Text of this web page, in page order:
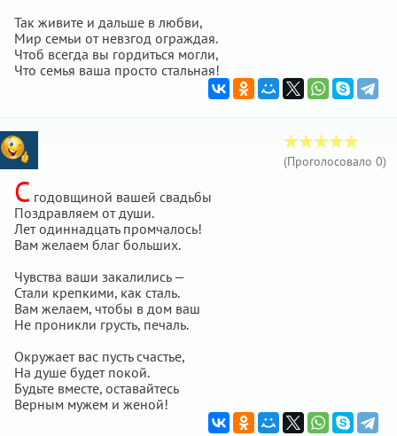
Так живите и дальше в любви,
Мир семьи от невзгод ограждая.
Чтоб всегда вы гордиться могли,
Что семья ваша просто стальная!
(Проголосовало 0)
С годовщиной вашей свадьбы
Поздравляем от души.
Лет одиннадцать промчалось!
Вам желаем благ больших.
Чувства ваши закалились —
Стали крепкими, как сталь.
Вам желаем, чтобы в дом ваш
Не проникли грусть, печаль.
Окружает вас пусть счастье,
На душе будет покой.
Будьте вместе, оставайтесь
Верным мужем и женой!